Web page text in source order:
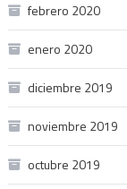
febrero 2020
enero 2020
diciembre 2019
noviembre 2019
octubre 2019